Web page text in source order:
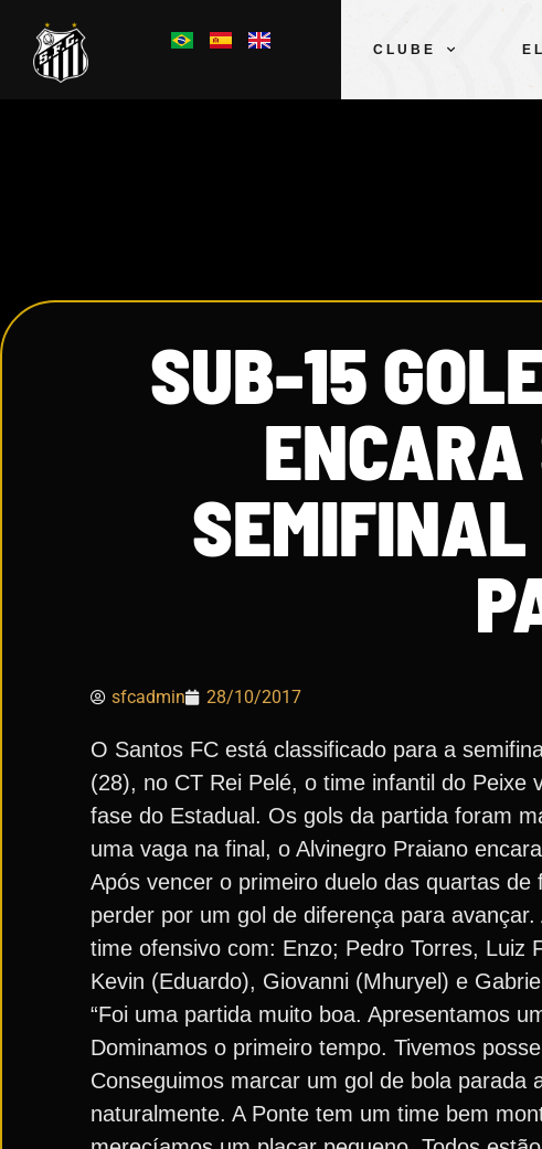
CLUBE
SUB-15
SEMIFINAL
sfcadmin 28/10/2017
O Santos FC está classificado para a
(28), no CT Rei Pelé, o time infantil do
fase do Estadual. Os gols da partida foram
uma vaga na final, o Alvinegro Praiano
Após vencer o primeiro duelo das quartas
perder por um gol de diferença para
time ofensivo com: Enzo; Pedro Torres, Luiz
Kevin (Eduardo), Giovanni (Mhuryel) e
“Foi uma partida muito boa. Apresentamos
Dominamos o primeiro tempo. Tivemos
Conseguimos marcar um gol de bola
naturalmente. A Ponte tem um time bem